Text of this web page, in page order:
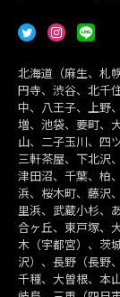
北海道（麻生、札
円寺、渋谷、北千
中、八王子、上野
増、池袋、要町、
山、二子玉川、四
三軒茶屋、下北沢
津田沼、千葉、柏
浜、桜木町、藤沢
里浜、武蔵小杉、
合ヶ丘、東戸塚、
木（宇都宮）、茨
沢）、長野（長野
千種、大曽根、本